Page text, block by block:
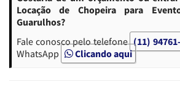
Locação de Chopeira para
Guarulhos?
Fale conosco pelo telefone (11)
WhatsApp
Clicando aqui